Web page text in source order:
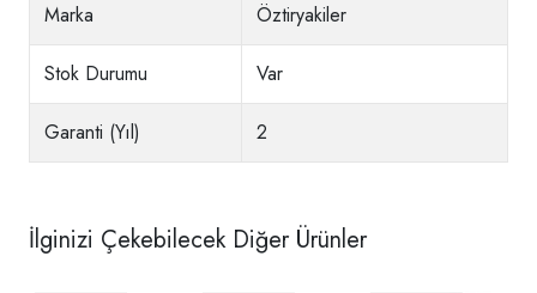
Marka Öztiryakiler
Stok Durumu Var
Garanti (Yıl) 2
İlginizi Çekebilecek Diğer Ürünler